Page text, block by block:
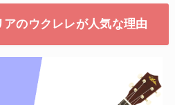
のウクレレが人気な理由